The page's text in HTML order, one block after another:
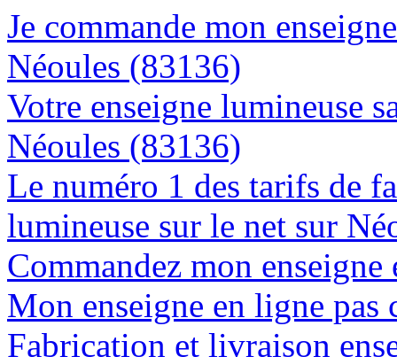
Je commande mon
Néoules (83136)
Votre enseigne lumineuse
Néoules (83136)
Le numéro 1 des tarifs de
lumineuse sur le net sur
Commandez mon
Mon enseigne en ligne pas
Fabrication et livraison